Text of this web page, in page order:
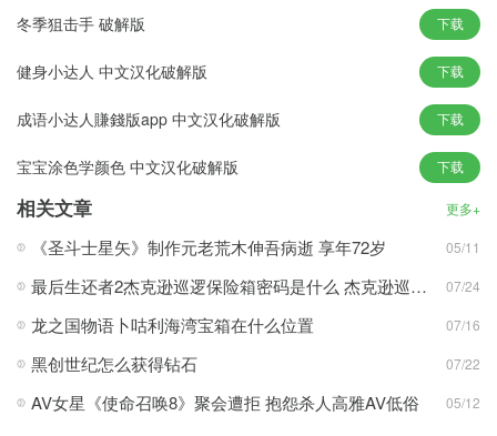
，并为被复活而高兴。感受游戏中对僵尸的非常刺激的攻击，
游戏中获得丰富奖励，完成成就领取金条，更多高攻击武器等你解
锁。
此外，您还可以通过赏金任务赚取佣金来升级您的武器。
游戏玩法、简单的控制和最佳平台风格的硬核游戏。
拍摄操作非常简单。你必须学会​​适当地搭配它们。
解锁。
操控越灵活，你就越容易完成任务，也就越容易获胜。
游戏特色
冬季狙击手 破解版 下载
健身小达人 中文汉化破解版 下载
成语小达人賺錢版app 中文汉化破解版 下载
宝宝涂色学颜色 中文汉化破解版 下载
相关文章 更多+
《圣斗士星矢》制作元老荒木伸吾病逝 享年72岁 05/11
最后生还者2杰克逊巡逻保险箱密码是什么 杰克逊巡逻保险箱密码介绍 07/24
龙之国物语卜咕利海湾宝箱在什么位置 07/16
黑创世纪怎么获得钻石 07/22
AV女星《使命召唤8》聚会遭拒 抱怨杀人高雅AV低俗 05/12